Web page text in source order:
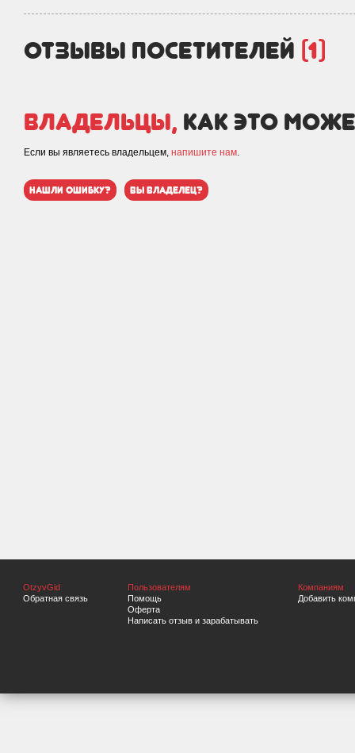
отзывы посетителей (1)
Владельцы, как это
Если вы являетесь владельцем, напишите нам.
нашли ошибку? вы владелец?
OtzyvGid
Обратная связь
Пользователям
Помощь
Оферта
Написать отзыв и зарабатывать
Компаниям
Добавить